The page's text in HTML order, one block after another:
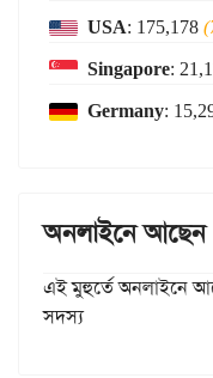
USA: 175,178
Singapore:
Germany:
অনলাইনে আছেন
এই মুহুর্তে অনলাইনে
সদস্য